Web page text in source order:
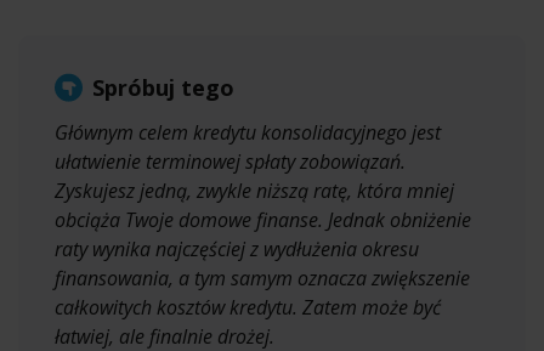
Spróbuj tego
Głównym celem kredytu konsolidacyjnego jest
ułatwienie terminowej spłaty zobowiązań.
Zyskujesz jedną, zwykle niższą ratę, która mniej
obciąża Twoje domowe finanse. Jednak obniżenie
raty wynika najczęściej z wydłużenia okresu
finansowania, a tym samym oznacza zwiększenie
całkowitych kosztów kredytu. Zatem może być
łatwiej, ale finalnie drożej.